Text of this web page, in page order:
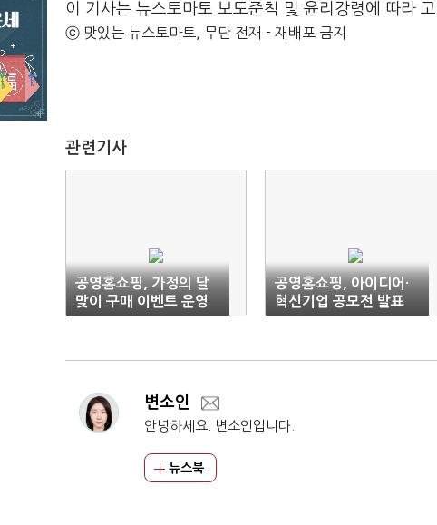
이 기사는 뉴스토마토 보도준칙 및 윤리강령에 따라
ⓒ 맛있는 뉴스토마토, 무단 전재 - 재배포 금지
관련기사
공영홈쇼핑, 가정의 달
맞이 구매 이벤트 운영
공영홈쇼핑, 아이디어·
혁신기업 공모전 발표
심사 유튜브 생중계
변소인
안녕하세요. 변소인입니다.
뉴스북